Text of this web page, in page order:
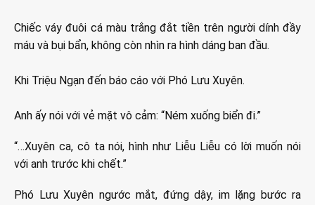
Chiếc váy đuôi cá màu trắng đắt tiền trên người dính đầy
máu và bụi bẩn, không còn nhìn ra hình dáng ban đầu.
Khi Triệu Ngạn đến báo cáo với Phó Lưu Xuyên.
Anh ấy nói với vẻ mặt vô cảm: “Ném xuống biển đi.”
“…Xuyên ca, cô ta nói, hình như Liễu Liễu có lời muốn nói
với anh trước khi chết.”
Phó Lưu Xuyên ngước mắt, đứng dậy, im lặng bước ra